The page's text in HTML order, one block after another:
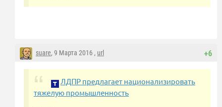
+6
suare, 9 Марта 2016 , url
ЛДПР предлагает национализировать
тяжелую промышленность